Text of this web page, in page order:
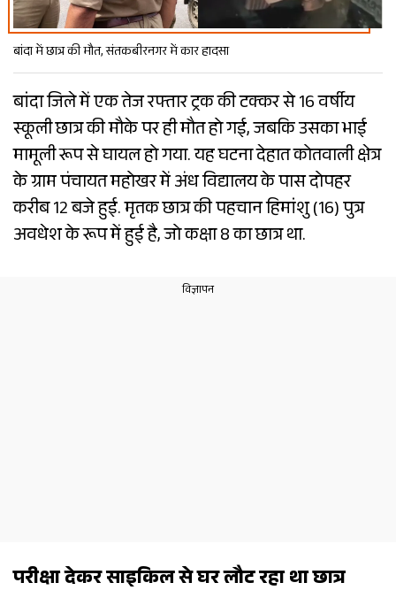
बांदा में छात्र की मौत, संतकबीरनगर में कार हादसा
बांदा जिले में एक तेज रफ्तार ट्रक की टक्कर से 16 वर्षीय
स्कूली छात्र की मौके पर ही मौत हो गई, जबकि उसका भाई
मामूली रूप से घायल हो गया. यह घटना देहात कोतवाली क्षेत्र
के ग्राम पंचायत महोखर में अंध विद्यालय के पास दोपहर
करीब 12 बजे हुई. मृतक छात्र की पहचान हिमांशु (16) पुत्र
अवधेश के रूप में हुई है, जो कक्षा 8 का छात्र था.
परीक्षा देकर साइकिल से घर लौट रहा था छात्र